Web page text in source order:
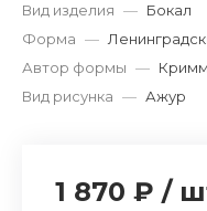
Вид изделия — Бокал
Форма —
Автор формы —
Вид рисунка — Ажур
1 870 ₽ /